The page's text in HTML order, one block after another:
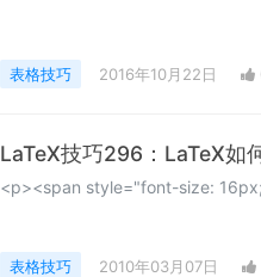
表格技巧 2016年10月22日
LaTeX技巧296：LaTeX如
<p><span style="font-size:
表格技巧 2010年03月07日